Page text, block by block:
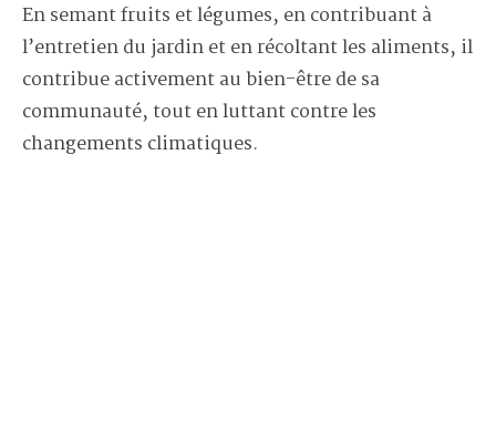
En semant fruits et légumes, en contribuant à
l’entretien du jardin et en récoltant les aliments, il
contribue activement au bien-être de sa
communauté, tout en luttant contre les
changements climatiques.